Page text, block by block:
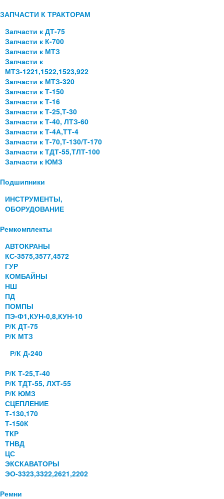
ЗАПЧАСТИ К ТРАКТОРАМ
Запчасти к ДТ-75
Запчасти к К-700
Запчасти к МТЗ
Запчасти к
МТЗ-1221,1522,1523,922
Запчасти к МТЗ-320
Запчасти к Т-150
Запчасти к Т-16
Запчасти к Т-25,Т-30
Запчасти к Т-40, ЛТЗ-60
Запчасти к Т-4А,ТТ-4
Запчасти к Т-70,Т-130/Т-170
Запчасти к ТДТ-55,ТЛТ-100
Запчасти к ЮМЗ
Подшипники
ИНСТРУМЕНТЫ,
ОБОРУДОВАНИЕ
Ремкомплекты
АВТОКРАНЫ
КС-3575,3577,4572
ГУР
КОМБАЙНЫ
НШ
ПД
ПОМПЫ
ПЭ-Ф1,КУН-0,8,КУН-10
Р/К ДТ-75
Р/К МТЗ
Р/К Д-240
Р/К Т-25,Т-40
Р/К ТДТ-55, ЛХТ-55
Р/К ЮМЗ
СЦЕПЛЕНИЕ
Т-130,170
Т-150К
ТКР
ТНВД
ЦС
ЭКСКАВАТОРЫ
ЭО-3323,3322,2621,2202
Ремни